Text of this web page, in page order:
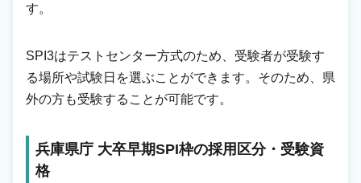
す。
SPI3はテストセンター方式のため、受験者が受験す
る場所や試験日を選ぶことができます。そのため、県
外の方も受験することが可能です。
兵庫県庁 大卒早期SPI枠の採用区分・受験資
格